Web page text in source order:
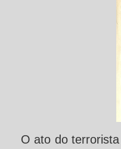
O ato do